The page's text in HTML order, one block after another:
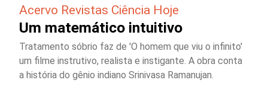
Acervo Revistas Ciência Hoje
Um matemático intuitivo
Tratamento sóbrio faz de 'O homem que viu o infinito'
um filme instrutivo, realista e instigante. A obra conta
a história do gênio indiano Srinivasa Ramanujan.